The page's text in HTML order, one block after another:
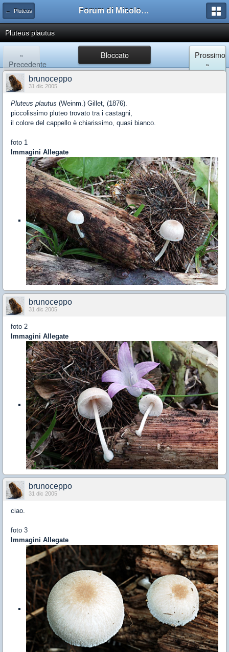
← Pluteus Forum di Micologia AMB Gruppo di Muggia e del Carso
Pluteus plautus
Bloccato
«
Precedente
Prossimo
»
brunoceppo
31 dic 2005
Pluteus plautus (Weinm.) Gillet, (1876).
piccolissimo pluteo trovato tra i castagni,
il colore del cappello è chiarissimo, quasi bianco.
foto 1
Immagini Allegate
brunoceppo
31 dic 2005
foto 2
Immagini Allegate
brunoceppo
31 dic 2005
ciao.
foto 3
Immagini Allegate